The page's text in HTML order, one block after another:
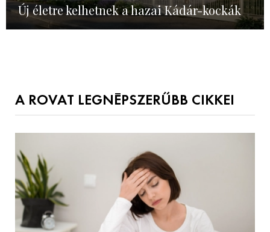
Új életre kelhetnek a hazai Kádár-kockák
A ROVAT LEGNÉPSZERŰBB CIKKEI